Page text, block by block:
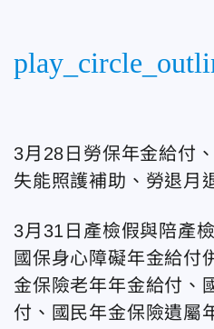
3月28日勞保年金給付
失能照護補助、勞退月
3月31日產檢假與陪產
國保身心障礙年金給付
金保險老年年金給付、
付、國民年金保險遺屬